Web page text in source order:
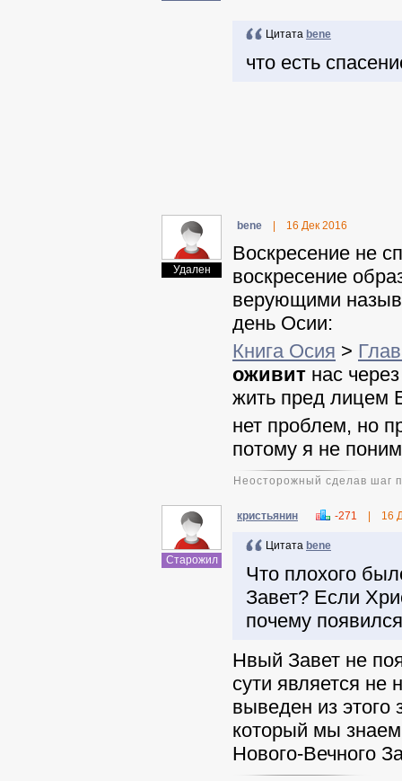
Цитата benе
что есть
Удален
benе 16 Дек 2016
Воскресение не
воскресение
верующими
день Осии:
Книга Осия >
оживит нас
жить пред лицем
нет проблем, но
потому я не
Неосторожный сделав шаг
Старожил
кристьянин -271 16
Цитата benе
Что плохого
Завет? Если
почему
Нвый Завет не
сути является
выведен из этого
который мы знаем
Нового-Вечного